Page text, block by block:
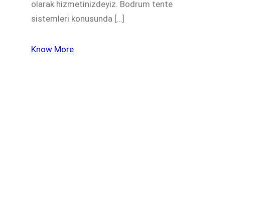
olarak hizmetinizdeyiz. Bodrum tente
sistemleri konusunda […]
Know More